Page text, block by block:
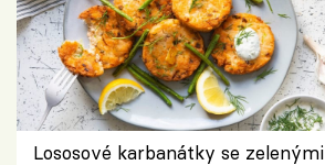
Lososové karbanátky se zelenými